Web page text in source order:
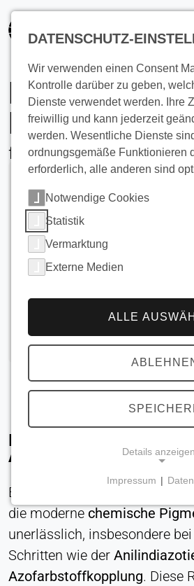
für die chemische
Innovative
Azofarbstoff- und
Eine präzise,
die moderne chemische
unerlässlich, insbesondere
Schritten wie der
Azofarbstoffkopplung. Diese
DATENSCHUTZ-
Wir verwenden einen Consent
Kontrolle darüber zu geben,
Dienste verwendet werden. Ihre
freiwillig und kann jederzeit
werden. Wesentliche Dienste
ordnungsgemäße Funktionieren
erforderlich, alle anderen sind
Notwendige Cookies
Statistik
Vermarktung
Externe Medien
ALLE
Details anzeigen
Erforderlich für Kernfunktionen
Navigation und Speicherung
Datenschutzeinstellungen.
nicht deaktiviert werden.
Impressum |